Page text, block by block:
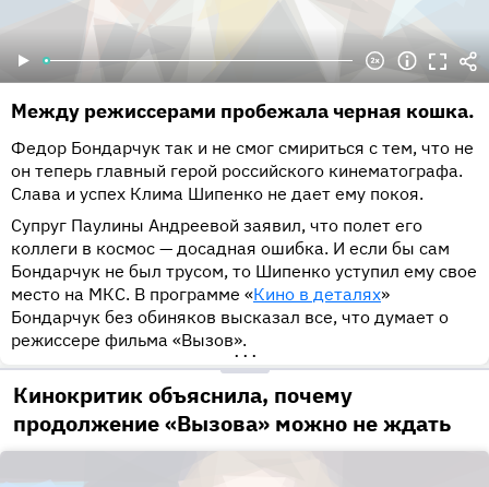
Между режиссерами пробежала черная кошка.
Федор Бондарчук так и не смог смириться с тем, что не
он теперь главный герой российского кинематографа.
Слава и успех Клима Шипенко не дает ему покоя.
Супруг Паулины Андреевой заявил, что полет его
коллеги в космос — досадная ошибка. И если бы сам
Бондарчук не был трусом, то Шипенко уступил ему свое
место на МКС. В программе «Кино в деталях»
Бондарчук без обиняков высказал все, что думает о
режиссере фильма «Вызов».
•••
Кинокритик объяснила, почему
продолжение «Вызова» можно не ждать